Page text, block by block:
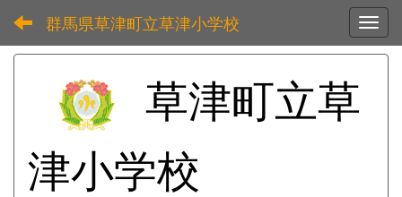
群馬県草津町立草津小学校
草津町立草
津小学校